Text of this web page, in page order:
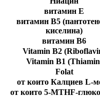
витамин Е
витамин В5
киселина)
витамин В6
Vitamin B2
Vitamin B1
Folat
от които Калциев L-
от които 5-MTHF-